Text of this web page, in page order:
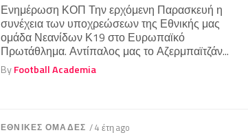
Ενημέρωση ΚΟΠ Την ερχόμενη Παρασκευή η
συνέχεια των υποχρεώσεων της Εθνικής μας
ομάδα Νεανίδων Κ19 στο Ευρωπαϊκό
Πρωτάθλημα. Αντίπαλος μας το Αζερμπαϊτζάν...
ByFootball Academia
ΕΘΝΙΚΕΣ ΟΜΑΔΕΣ / 4 έτη ago